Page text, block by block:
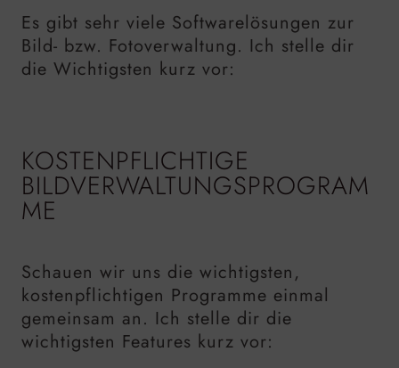
Es gibt sehr viele Softwarelösungen zur
Bild- bzw. Fotoverwaltung. Ich stelle dir
die Wichtigsten kurz vor:
KOSTENPFLICHTIGE
BILDVERWALTUNGSPROGRAM
ME
Schauen wir uns die wichtigsten,
kostenpflichtigen Programme einmal
gemeinsam an. Ich stelle dir die
wichtigsten Features kurz vor: